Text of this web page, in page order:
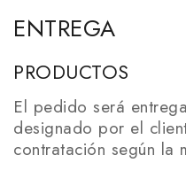
ENTREGA
PRODUCTOS
El pedido será
designado por el
contratación según la